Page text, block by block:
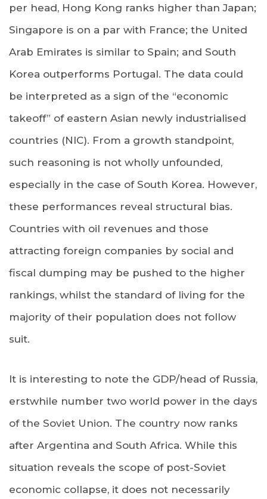
per head, Hong Kong ranks higher than Japan;
Singapore is on a par with France; the United
Arab Emirates is similar to Spain; and South
Korea outperforms Portugal. The data could
be interpreted as a sign of the “economic
takeoff” of eastern Asian newly industrialised
countries (NIC). From a growth standpoint,
such reasoning is not wholly unfounded,
especially in the case of South Korea. However,
these performances reveal structural bias.
Countries with oil revenues and those
attracting foreign companies by social and
fiscal dumping may be pushed to the higher
rankings, whilst the standard of living for the
majority of their population does not follow
suit.
It is interesting to note the GDP/head of Russia,
erstwhile number two world power in the days
of the Soviet Union. The country now ranks
after Argentina and South Africa. While this
situation reveals the scope of post-Soviet
economic collapse, it does not necessarily